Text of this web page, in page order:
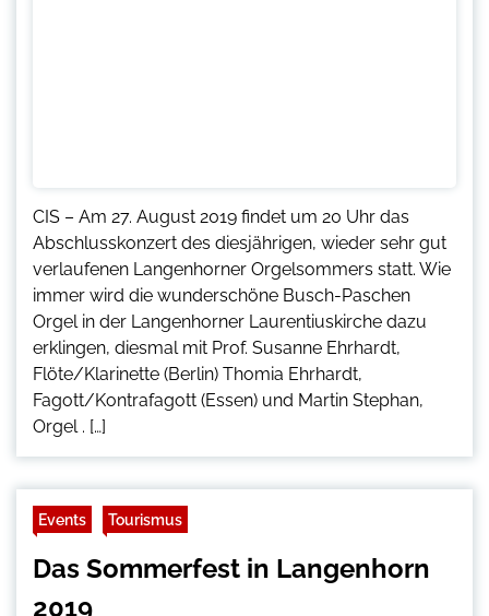
CIS – Am 27. August 2019 findet um 20 Uhr das
Abschlusskonzert des diesjährigen, wieder sehr gut
verlaufenen Langenhorner Orgelsommers statt. Wie
immer wird die wunderschöne Busch-Paschen
Orgel in der Langenhorner Laurentiuskirche dazu
erklingen, diesmal mit Prof. Susanne Ehrhardt,
Flöte/Klarinette (Berlin) Thomia Ehrhardt,
Fagott/Kontrafagott (Essen) und Martin Stephan,
Orgel . […]
Events Tourismus
Das Sommerfest in Langenhorn
2019